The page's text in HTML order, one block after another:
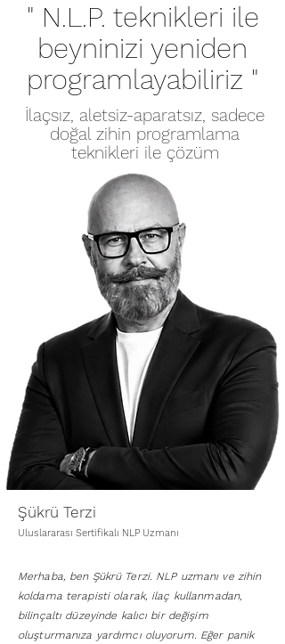
" N.L.P. teknikleri ile
beyninizi yeniden
programlayabiliriz "
İlaçsız, aletsiz-aparatsız, sadece
doğal zihin programlama
teknikleri ile çözüm
Şükrü Terzi
Uluslararası Sertifikalı NLP Uzmanı
Merhaba, ben Şükrü Terzi. NLP uzmanı ve zihin
koldama terapisti olarak, ilaç kullanmadan,
bilinçaltı düzeyinde kalıcı bir değişim
oluşturmanıza yardımcı oluyorum. Eğer panik